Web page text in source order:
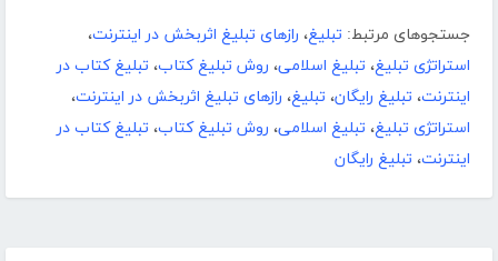
جستجوهای مرتبط: تبلیغ، رازهای تبلیغ اثربخش در اینترنت،
استراتژی تبلیغ، تبلیغ اسلامی، روش تبلیغ کتاب، تبلیغ کتاب در
اینترنت، تبلیغ رایگان، تبلیغ، رازهای تبلیغ اثربخش در اینترنت،
استراتژی تبلیغ، تبلیغ اسلامی، روش تبلیغ کتاب، تبلیغ کتاب در
اینترنت، تبلیغ رایگان